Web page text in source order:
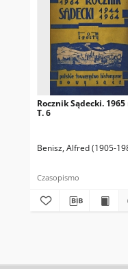
Rocznik Sądecki. 1965
T. 6
Benisz, Alfred (1905-
Czasopismo